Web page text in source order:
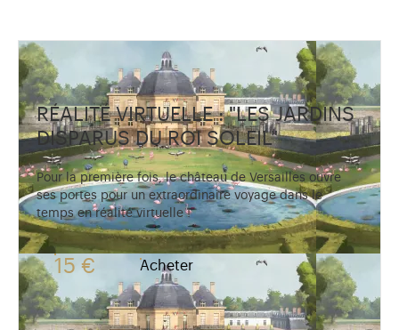
RÉALITÉ VIRTUELLE : "LES JARDINS
DISPARUS DU ROI SOLEIL"
Pour la première fois, le château de Versailles ouvre
ses portes pour un extraordinaire voyage dans le
temps en réalité virtuelle !
15 € Acheter